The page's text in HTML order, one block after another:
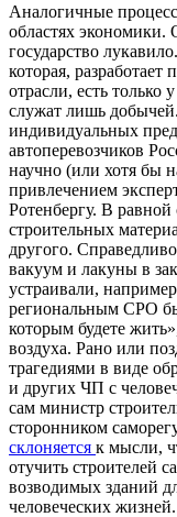
Аналогичные
областях экономики.
государство
которая,
отрасли, есть только
служат лишь
индивидуальных
автоперевозчиков
научно (или хотя бы
привлечением
Ротенбергу. В равной
строительных
другого.
вакуум и лакуны в
устраивали,
региональным СРО
которым будете
воздуха. Рано или
трагедиями в виде
и других ЧП с
сам министр
сторонником
склоняется к мысли,
отучить строителей
возводимых зданий
человеческих жизней.